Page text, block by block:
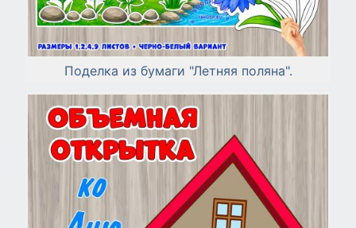
Поделка из бумаги "Летняя поляна".